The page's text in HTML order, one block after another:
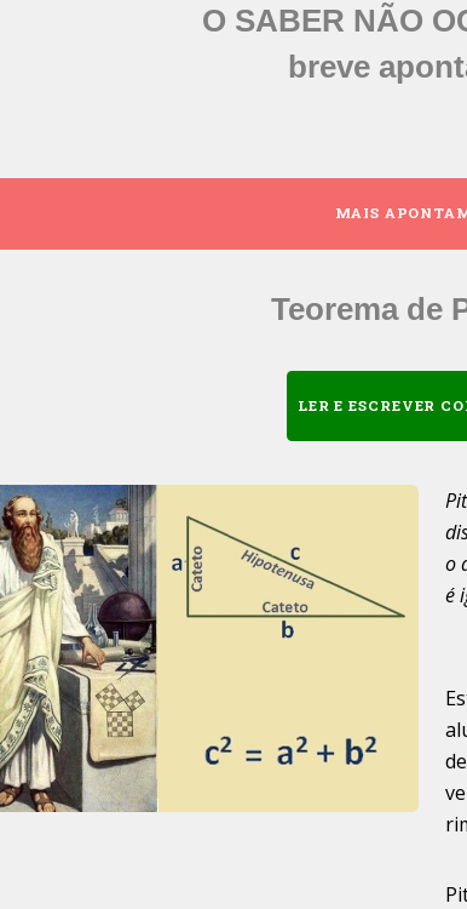
O SABER NÃO
breve
MAIS
Teorema de
LER E ESCREVER
o
é